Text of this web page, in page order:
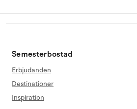
Semesterbostad
Erbjudanden
Destinationer
Inspiration